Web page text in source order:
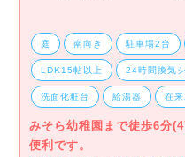
庭 南向き 駐車場2台
LDK15帖以上 24時間換気
洗面化粧台 給湯器 在
みそら幼稚園まで徒歩6分
便利です。